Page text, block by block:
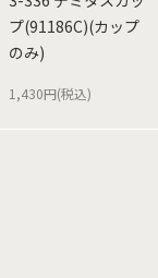
プ(91186C)(カップ
のみ)
1,430円(税込)